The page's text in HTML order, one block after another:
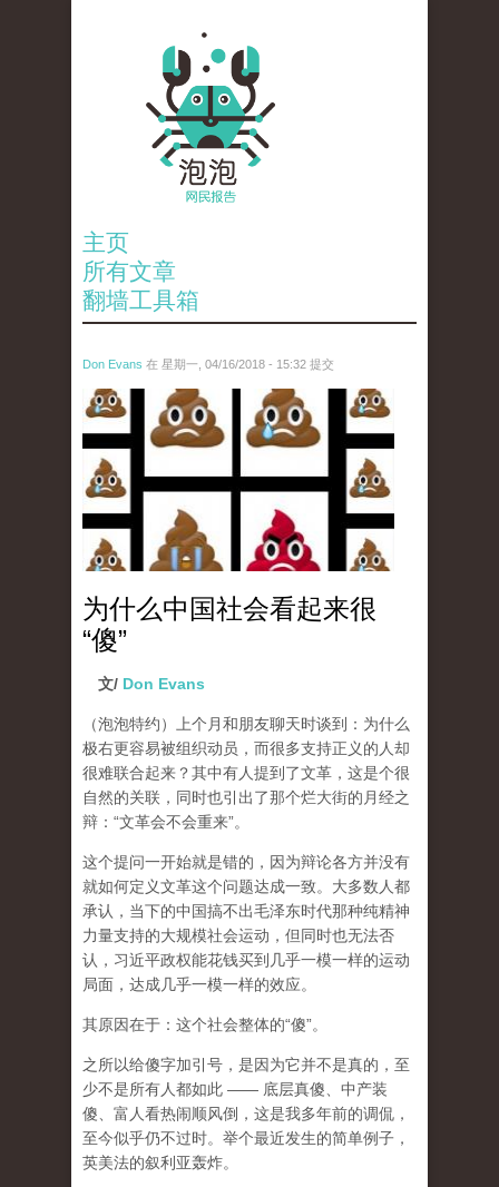
主页
所有文章
翻墙工具箱
Don Evans 在 星期一, 04/16/2018 - 15:32 提交
wechatimg1053.jpeg
为什么中国社会看起来很
“傻”
文/ Don Evans
（泡泡特约）
上个月和朋友聊天时谈到：为什么
极右更容易被组织动员，而很多支持正义的人却
很难联合起来？其中有人提到了文革，这是个很
自然的关联，同时也引出了那个烂大街的月经之
辩：“文革会不会重来”。
这个提问一开始就是错的，因为辩论各方并没有
就如何定义文革这个问题达成一致。大多数人都
承认，当下的中国搞不出毛泽东时代那种纯精神
力量支持的大规模社会运动，但同时也无法否
认，习近平政权能花钱买到几乎一模一样的运动
局面，达成几乎一模一样的效应。
其原因在于：这个社会整体的“傻”。
之所以给傻字加引号，是因为它并不是真的，至
少不是所有人都如此 —— 底层真傻、中产装
傻、富人看热闹顺风倒，这是我多年前的调侃，
至今似乎仍不过时。举个最近发生的简单例子，
英美法的叙利亚轰炸。